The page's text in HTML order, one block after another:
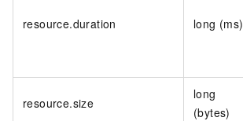
resource.duration long (ms)
resource.size
long
(bytes)